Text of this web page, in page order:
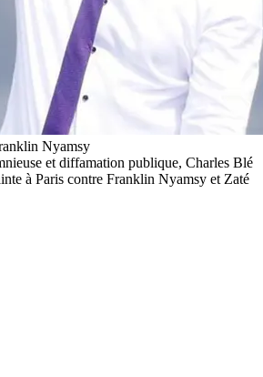
Nyamsy
et diffamation publique, Charles Blé
à Paris contre Franklin Nyamsy et Zaté